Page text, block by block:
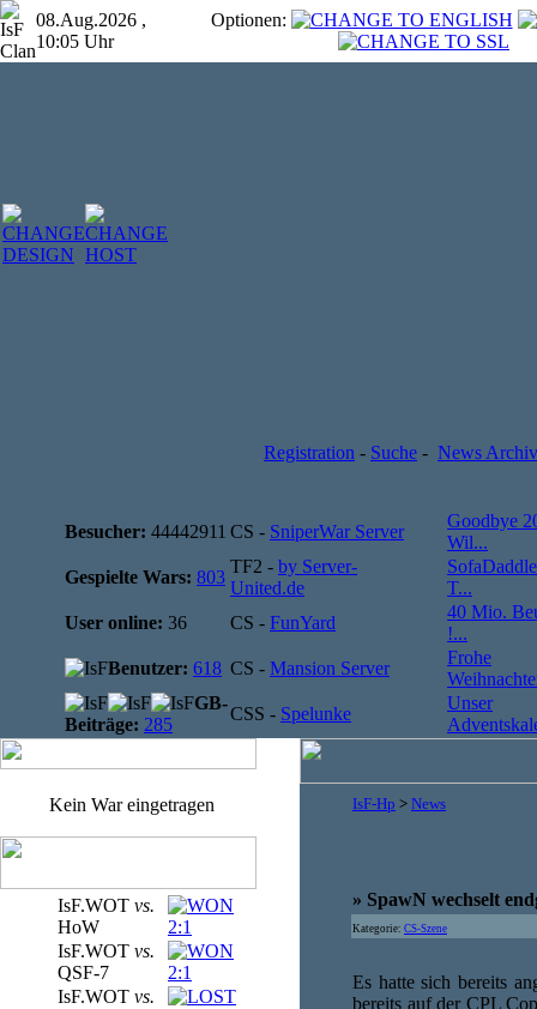
08.Aug.2026 ,
10:05 Uhr
Optionen:
Registration - Suche - News Archiv
Besucher: 44442911 CS - SniperWar Server
Goodbye
Wil...
Gespielte Wars: 803
TF2 - by Server-
United.de
T...
User online: 36 CS - FunYard
40 Mio.
!...
Benutzer: 618 CS - Mansion Server
Frohe
GB-
Beiträge: 285
CSS - Spelunke
Unser
Kein War eingetragen
IsF.WOT vs.
HoW
2:1
IsF.WOT vs.
QSF-7
2:1
IsF.WOT vs.
IsF-Hp > News
» SpawN wechselt
Kategorie: CS-Szene
Es hatte sich bereits
bereits auf der CPL